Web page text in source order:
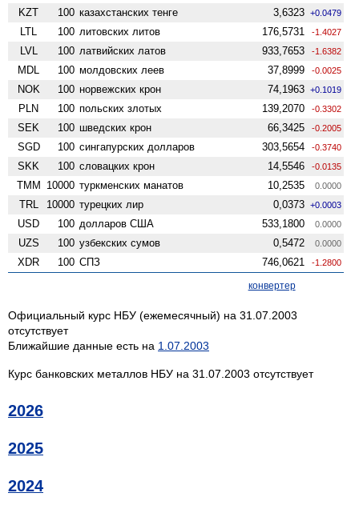
KZT 100 казахстанских тенге 3,6323 +0.0479
LTL 100 литовских литов 176,5731 -1.4027
LVL 100 латвийских латов 933,7653 -1.6382
MDL 100 молдовских леев 37,8999 -0.0025
NOK 100 норвежских крон 74,1963 +0.1019
PLN 100 польских злотых 139,2070 -0.3302
SEK 100 шведских крон 66,3425 -0.2005
SGD 100 сингапурских долларов 303,5654 -0.3740
SKK 100 словацких крон 14,5546 -0.0135
TMM 10000 туркменских манатов 10,2535 0.0000
TRL 10000 турецких лир 0,0373 +0.0003
USD 100 долларов США 533,1800 0.0000
UZS 100 узбекских сумов 0,5472 0.0000
XDR 100 СПЗ 746,0621 -1.2800
конвертер
Официальный курс НБУ (ежемесячный) на 31.07.2003
отсутствует
Ближайшие данные есть на 1.07.2003
Курс банковских металлов НБУ на 31.07.2003 отсутствует
2026
2025
2024